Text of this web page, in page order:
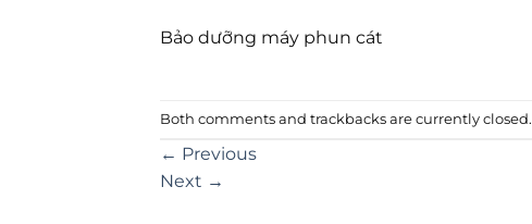
Bảo dưỡng máy phun cát
Both comments and trackbacks are currently closed.
← Previous
Next →